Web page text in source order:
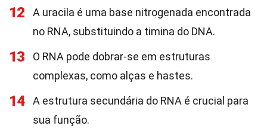
12
A uracila é uma base nitrogenada encontrada
no RNA, substituindo a timina do DNA.
13
O RNA pode dobrar-se em estruturas
complexas, como alças e hastes.
14
A estrutura secundária do RNA é crucial para
sua função.